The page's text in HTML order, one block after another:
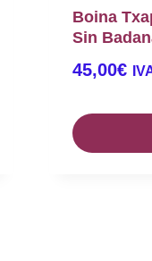
Boina
Sin
45,00€